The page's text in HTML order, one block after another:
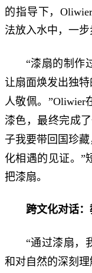
的指导下，
法放入水中，一步
“漆扇的制作
让扇面焕发出独
人敬佩。 ”Oliwier
漆色，最终完成
子我要带回国珍
化相遇的见证。 ”
把漆扇。
跨文化对话
“通过漆扇，
和对自然的深刻